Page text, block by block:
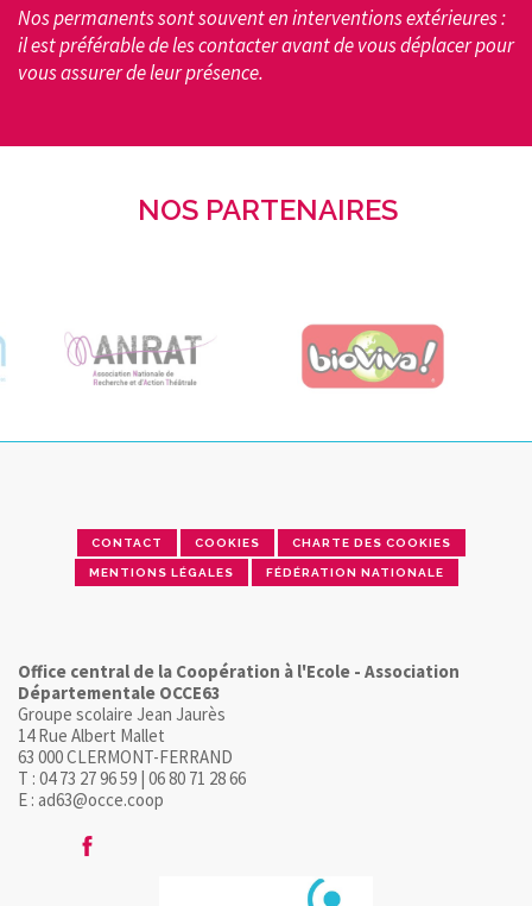
Nos permanents sont souvent en interventions extérieures :
il est préférable de les contacter avant de vous déplacer pour
vous assurer de leur présence.
NOS PARTENAIRES
CONTACT COOKIES CHARTE DES COOKIES
MENTIONS LÉGALES FÉDÉRATION NATIONALE
Office central de la Coopération à l'Ecole - Association
Départementale OCCE63
Groupe scolaire Jean Jaurès
14 Rue Albert Mallet
63 000 CLERMONT-FERRAND
T : 04 73 27 96 59 | 06 80 71 28 66
E : ad63@occe.coop